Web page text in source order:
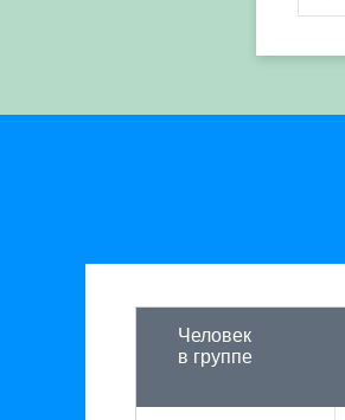
Человек
в группе